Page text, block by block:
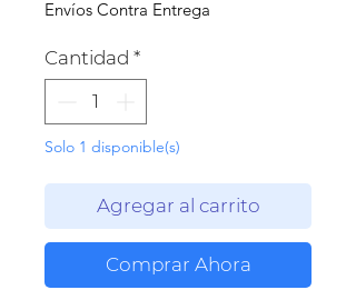
Envíos Contra Entrega
Cantidad *
Solo 1 disponible(s)
Agregar al carrito
Comprar Ahora